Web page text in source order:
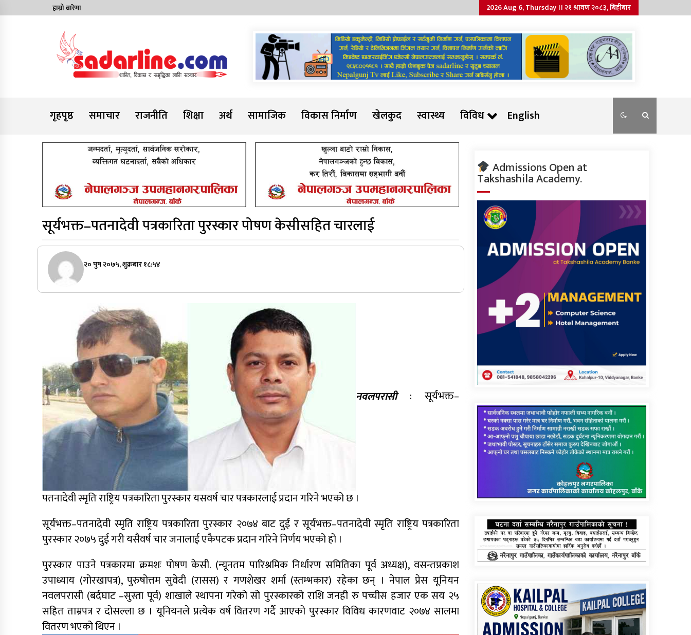
to
हाम्रो बारेमा 2026 Aug 6, Thursday ।। २१ श्रावण २०८३, बिहीबार
Sadarline
गृहपृष्ठ
समाचार राजनीति शिक्षा अर्थ सामाजिक विकास निर्माण खेलकुद स्वास्थ्य विविध English
सूर्यभक्त–पतनादेवी पत्रकारिता पुरस्कार पोषण केसीसहित चारलाई
२० पुष २०७५, शुक्रबार १८:५४
नवलपरासी: सूर्यभक्त–
पतनादेवी स्मृति राष्ट्रिय पत्रकारिता पुरस्कार यसवर्ष चार पत्रकारलाई प्रदान गरिने भएको छ ।
सूर्यभक्त–पतनादेवी स्मृति राष्ट्रिय पत्रकारिता पुरस्कार २०७४ बाट दुई र सूर्यभक्त–पतनादेवी स्मृति राष्ट्रिय पत्रकारिता
पुरस्कार २०७५ दुई गरी यसैवर्ष चार जनालाई एकैपटक प्रदान गरिने निर्णय भएको हो ।
पुरस्कार पाउने पत्रकारमा क्रमशः पोषण केसी. (न्यूनतम पारिश्रमिक निर्धारण समितिका पूर्व अध्यक्ष), वसन्तप्रकाश
उपाध्याय (गोरखापत्र), पुरुषोत्तम सुवेदी (रासस) र गणशेखर शर्मा (स्तम्भकार) रहेका छन् । नेपाल प्रेस यूनियन
नवलपरासी (बर्दघाट –सुस्ता पूर्व) शाखाले स्थापना गरेको सो पुरस्कारको राशि जनही रु पच्चीस हजार एक सय २५
सहित ताम्रपत्र र दोसल्ला छ । यूनियनले प्रत्येक वर्ष वितरण गर्दै आएको पुरस्कार विविध कारणवाट २०७४ सालमा
वितरण भएको थिएन ।
Admissions Open at
Takshashila Academy.